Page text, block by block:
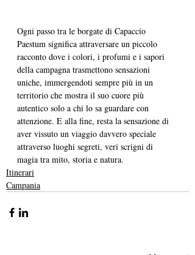
Ogni passo tra le borgate di Capaccio
Paestum significa attraversare un piccolo
racconto dove i colori, i profumi e i sapori
della campagna trasmettono sensazioni
uniche, immergendoti sempre più in un
territorio che mostra il suo cuore più
autentico solo a chi lo sa guardare con
attenzione. E alla fine, resta la sensazione di
aver vissuto un viaggio davvero speciale
attraverso luoghi segreti, veri scrigni di
magia tra mito, storia e natura.
Itinerari
Campania